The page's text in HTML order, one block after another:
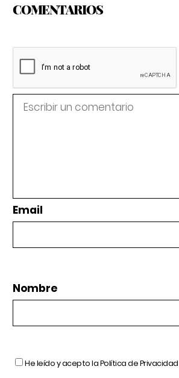
COMENTARIOS
Email
Nombre
He leído y acepto laPolítica de Privacidad